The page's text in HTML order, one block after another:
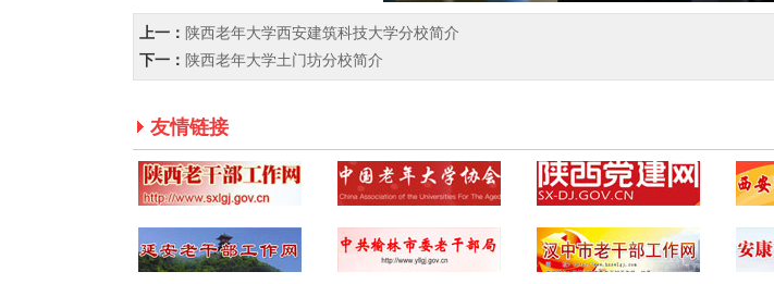
上一： 陕西老年大学西安建筑科技大学分校简介
下一： 陕西老年大学土门坊分校简介
友情链接